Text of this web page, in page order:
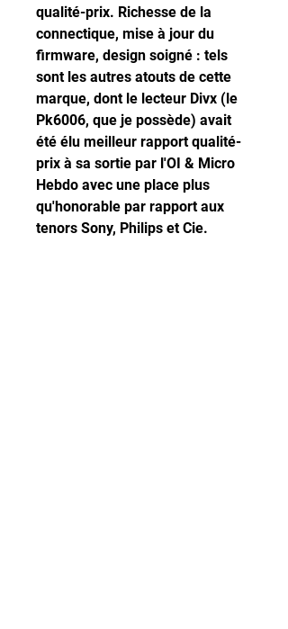
qualité-prix. Richesse de la
connectique, mise à jour du
firmware, design soigné : tels
sont les autres atouts de cette
marque, dont le lecteur Divx (le
Pk6006, que je possède) avait
été élu meilleur rapport qualité-
prix à sa sortie par l'OI & Micro
Hebdo avec une place plus
qu'honorable par rapport aux
tenors Sony, Philips et Cie.